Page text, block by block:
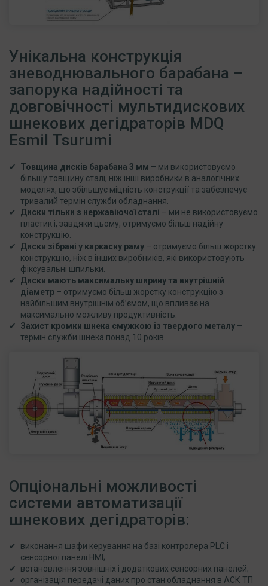
Унікальна конструкція
зневоднювального барабана –
запорука надійності та
довговічності мультидискових
шнекових дегідраторів MDQ
Esmil Tsurumi
Товщина дисків барабана 3 мм – ми використовуємо
більшу товщину сталі, ніж інші виробники в аналогічних
моделях, що збільшує міцність конструкції та забезпечує
тривалий термін служби обладнання.
Диски тільки з нержавіючої сталі – ми не використовуємо
пластик і, завдяки цьому, отримуємо більш надійну
конструкцію.
Диски зібрані у каркасну раму – отримуємо більш жорстку
конструкцію, ніж в інших виробників, які використовують
фіксувальні шпильки.
Диски мають максимальну ширину та внутрішній
діаметр – отримуємо більш жорстку конструкцію з
найбільшим внутрішнім об’ємом, що впливає на
максимально можливу продуктивність.
Захист кромки шнека смужкою із твердого металу –
термін служби шнека понад 10 років.
Опціональні можливості
системи автоматизації
шнекових дегідраторів:
виконання шафи керування на базі контролера PLC і
сенсорної панелі HMI;
встановлення зовнішніх і додаткових сенсорних панелей;
організація передачі даних про стан обладнання в АСК ТП